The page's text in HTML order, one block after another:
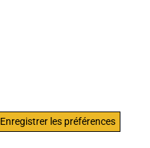
Enregistrer les préférences